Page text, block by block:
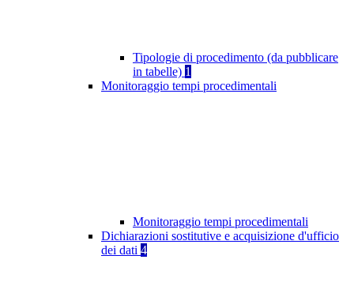
Tipologie di procedimento (da pubblicare
in tabelle) 1
Monitoraggio tempi procedimentali
Monitoraggio tempi procedimentali
Dichiarazioni sostitutive e acquisizione d'ufficio
dei dati 4